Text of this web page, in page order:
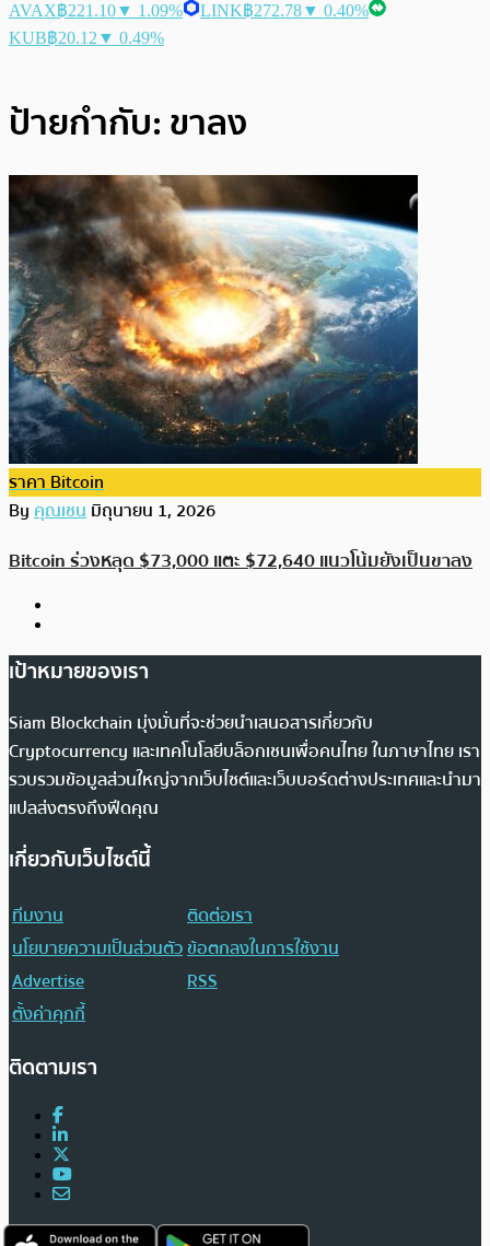
AVAX฿221.10▼ 1.09% LINK฿272.78▼ 0.40%
KUB฿20.12 ▼ 0.49%
ป้ายกำกับ: ขาลง
ราคา Bitcoin
Byคุณเชนมิถุนายน 1, 2026
Bitcoin ร่วงหลุด $73,000 แตะ $72,640 แนวโน้มยังเป็นขาลง
เป้าหมายของเรา
Siam Blockchain มุ่งมั่นที่จะช่วยนำเสนอสารเกี่ยวกับ
Cryptocurrency และเทคโนโลยีบล็อกเชนเพื่อคนไทย ในภาษาไทย เรา
รวบรวมข้อมูลส่วนใหญ่จากเว็บไซต์และเว็บบอร์ดต่างประเทศและนำมา
แปลส่งตรงถึงฟีดคุณ
เกี่ยวกับเว็บไซต์นี้
ทีมงาน
ติดต่อเรา
นโยบายความเป็นส่วนตัวข้อตกลงในการใช้งาน
Advertise
RSS
ตั้งค่าคุกกี้
ติดตามเรา